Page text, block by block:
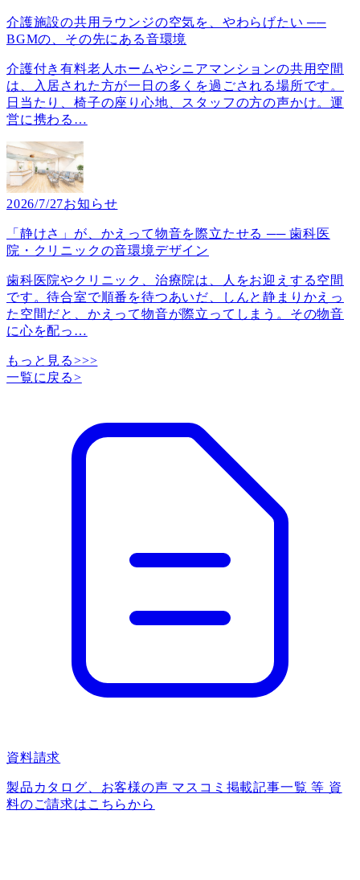
介護施設の共用ラウンジの空気を、やわらげたい ──
BGMの、その先にある音環境
介護付き有料老人ホームやシニアマンションの共用空間
は、入居された方が一日の多くを過ごされる場所です。
日当たり、椅子の座り心地、スタッフの方の声かけ。運
営に携わる …
2026/7/27お知らせ
「静けさ」が、かえって物音を際立たせる ── 歯科医
院・クリニックの音環境デザイン
歯科医院やクリニック、治療院は、人をお迎えする空間
です。待合室で順番を待つあいだ、しんと静まりかえっ
た空間だと、かえって物音が際立ってしまう。その物音
に心を配っ …
もっと見る>>>
一覧に戻る>
資料請求
製品カタログ、お客様の声 マスコミ掲載記事一覧 等 資
料のご請求はこちらから